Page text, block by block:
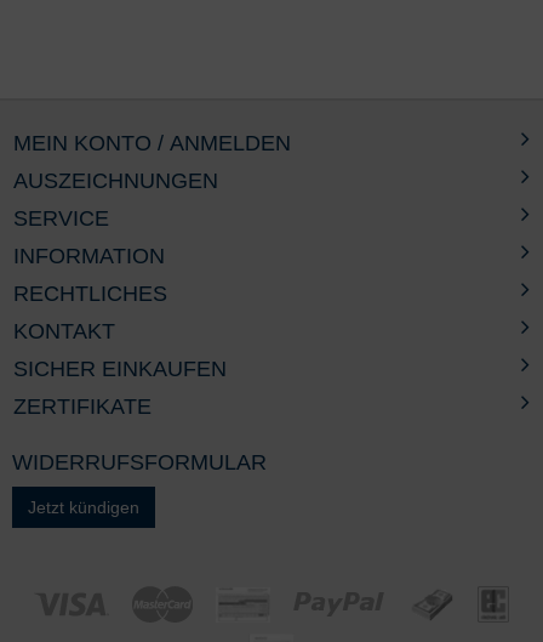
AUSZEICHNUNGEN
SERVICE
INFORMATION
RECHTLICHES
MEIN KONTO / ANMELDEN
KONTAKT
SICHER EINKAUFEN
ZERTIFIKATE
WIDERRUFSFORMULAR
Jetzt kündigen